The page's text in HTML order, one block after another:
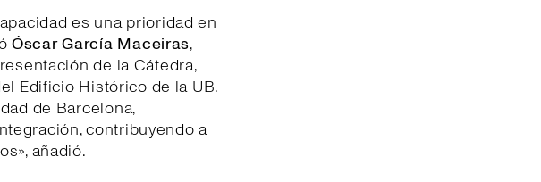
es una prioridad en
Óscar García Maceiras,
de la Cátedra,
Edificio Histórico de la UB.
de Barcelona,
contribuyendo a
añadió.